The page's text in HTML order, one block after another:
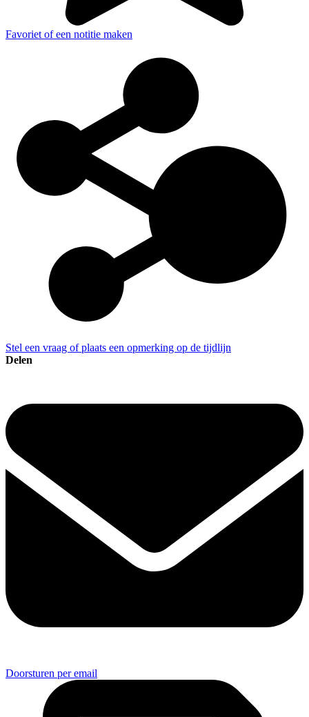
Favoriet of een notitie maken
Stel een vraag of plaats een opmerking op de tijdlijn
Delen
Doorsturen per email